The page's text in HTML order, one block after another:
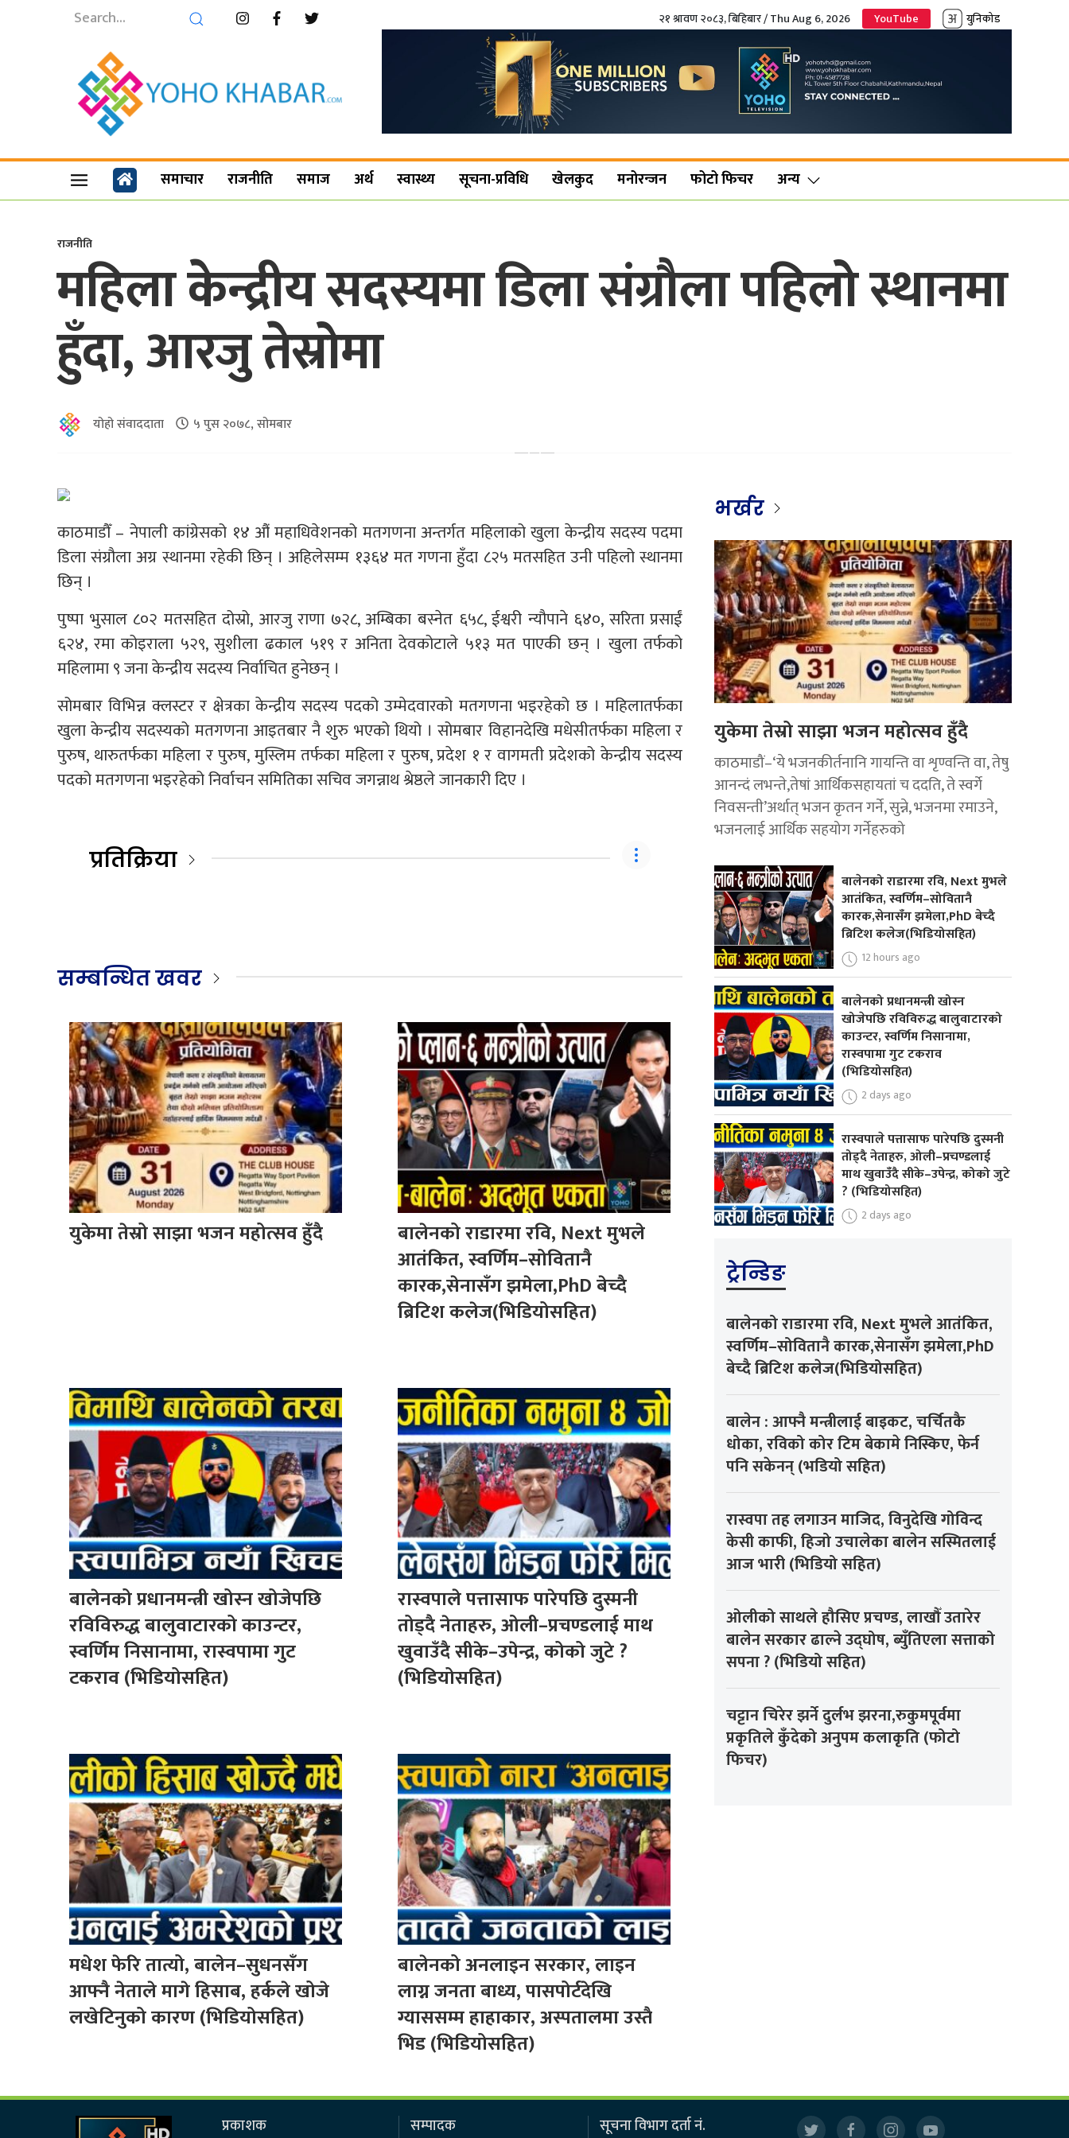
२१ श्रावण २०८३, बिहिबार / Thu Aug 6, 2026 YouTube युनिकोड
समाचार राजनीति समाज अर्थ स्वास्थ्य सूचना-प्रविधि खेलकुद मनोरन्जन फोटो फिचर अन्य
राजनीति
महिला केन्द्रीय सदस्यमा डिला संग्रौला पहिलो स्थानमा
हुँदा, आरजु तेस्रोमा
योहो संवाददाता ५ पुस २०७८, सोमबार
काठमाडौँ – नेपाली कांग्रेसको १४ औं महाधिवेशनको मतगणना अन्तर्गत महिलाको खुला केन्द्रीय सदस्य पदमा
डिला संग्रौला अग्र स्थानमा रहेकी छिन् । अहिलेसम्म १३६४ मत गणना हुँदा ८२५ मतसहित उनी पहिलो स्थानमा
छिन् ।
पुष्पा भुसाल ८०२ मतसहित दोस्रो, आरजु राणा ७२८, अम्बिका बस्नेत ६५८, ईश्वरी न्यौपाने ६४०, सरिता प्रसाईं
६२४, रमा कोइराला ५२९, सुशीला ढकाल ५१९ र अनिता देवकोटाले ५१३ मत पाएकी छन् । खुला तर्फको
महिलामा ९ जना केन्द्रीय सदस्य निर्वाचित हुनेछन् ।
सोमबार विभिन्न क्लस्टर र क्षेत्रका केन्द्रीय सदस्य पदको उम्मेदवारको मतगणना भइरहेको छ । महिलातर्फका
खुला केन्द्रीय सदस्यको मतगणना आइतबार नै शुरु भएको थियो । सोमबार विहानदेखि मधेसीतर्फका महिला र
पुरुष, थारुतर्फका महिला र पुरुष, मुस्लिम तर्फका महिला र पुरुष, प्रदेश १ र वागमती प्रदेशको केन्द्रीय सदस्य
पदको मतगणना भइरहेको निर्वाचन समितिका सचिव जगन्नाथ श्रेष्ठले जानकारी दिए ।
प्रतिक्रिया
सम्बन्धित खवर
युकेमा तेस्रो साझा भजन महोत्सव हुँदै
बालेनको राडारमा रवि, Next मुभले
आतंकित, स्वर्णिम–सोवितानै
कारक,सेनासँग झमेला,PhD बेच्दै
ब्रिटिश कलेज(भिडियोसहित)
बालेनको प्रधानमन्त्री खोस्न खोजेपछि
रविविरुद्ध बालुवाटारको काउन्टर,
स्वर्णिम निसानामा, रास्वपामा गुट
टकराव (भिडियोसहित)
रास्वपाले पत्तासाफ पारेपछि दुस्मनी
तोड्दै नेताहरु, ओली–प्रचण्डलाई माथ
खुवाउँदै सीके–उपेन्द्र, कोको जुटे ?
(भिडियोसहित)
मधेश फेरि तात्यो, बालेन–सुधनसँग
आफ्नै नेताले मागे हिसाब, हर्कले खोजे
लखेटिनुको कारण (भिडियोसहित)
बालेनको अनलाइन सरकार, लाइन
लाग्न जनता बाध्य, पासपोर्टदेखि
ग्याससम्म हाहाकार, अस्पतालमा उस्तै
भिड (भिडियोसहित)
भर्खर
युकेमा तेस्रो साझा भजन महोत्सव हुँदै
काठमाडौं–‘ये भजनकीर्तनानि गायन्ति वा शृण्वन्ति वा, तेषु
आनन्दं लभन्ते,तेषां आर्थिकसहायतां च ददति, ते स्वर्गे
निवसन्ती’अर्थात् भजन कृतन गर्ने, सुन्ने, भजनमा रमाउने,
भजनलाई आर्थिक सहयोग गर्नेहरुको
बालेनको राडारमा रवि, Next मुभले
आतंकित, स्वर्णिम–सोवितानै
कारक,सेनासँग झमेला,PhD बेच्दै
ब्रिटिश कलेज(भिडियोसहित)
12 hours ago
बालेनको प्रधानमन्त्री खोस्न
खोजेपछि रविविरुद्ध बालुवाटारको
काउन्टर, स्वर्णिम निसानामा,
रास्वपामा गुट टकराव
(भिडियोसहित)
2 days ago
रास्वपाले पत्तासाफ पारेपछि दुस्मनी
तोड्दै नेताहरु, ओली–प्रचण्डलाई
माथ खुवाउँदै सीके–उपेन्द्र, कोको जुटे
? (भिडियोसहित)
2 days ago
ट्रेन्डिङ
बालेनको राडारमा रवि, Next मुभले आतंकित,
स्वर्णिम–सोवितानै कारक,सेनासँग झमेला,PhD
बेच्दै ब्रिटिश कलेज(भिडियोसहित)
बालेन : आफ्नै मन्त्रीलाई बाइकट, चर्चितकै
धोका, रविको कोर टिम बेकामे निस्किए, फेर्न
पनि सकेनन् (भडियो सहित)
रास्वपा तह लगाउन माजिद, विनुदेखि गोविन्द
केसी काफी, हिजो उचालेका बालेन सस्मितलाई
आज भारी (भिडियो सहित)
ओलीको साथले हौसिए प्रचण्ड, लाखौँ उतारेर
बालेन सरकार ढाल्ने उद्घोष, ब्युँतिएला सत्ताको
सपना ? (भिडियो सहित)
चट्टान चिरेर झर्ने दुर्लभ झरना,रुकुमपूर्वमा
प्रकृतिले कुँदेको अनुपम कलाकृति (फोटो
फिचर)
प्रकाशक सम्पादक
सूचना विभाग दर्ता नं.